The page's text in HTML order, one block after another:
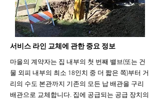
서비스 라인 교체에 관한 중요 정보
마을의 계약자는 집 내부의 첫 번째 밸브(또는 건
물 외피 내부의 최소 18인치 중 더 짧은 쪽)부터 거
리의 수도 본관까지 기존의 모든 납 배관을 구리
배관으로 교체합니다. 집에 공급되는 공급 장치의